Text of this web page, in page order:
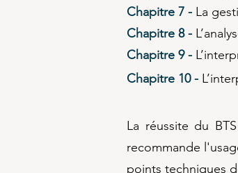
Chapitre 7 - La
Chapitre 8 -
Chapitre 9 -
Chapitre 10 -
La réussite du
recommande
points techniques